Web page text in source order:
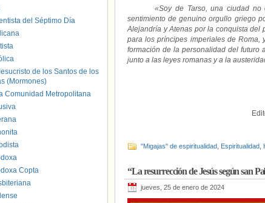
«Soy de Tarso, una ciudad no
sentimiento de genuino orgullo griego
Alejandría y Atenas por la conquista del
para los príncipes imperiales de
formación de la personalidad del
junto a las leyes romanas y a la
"Migajas" de espiritualidad Espiritualidad
“La resurrección de Jesús según san
jueves, 25 de enero de 2024
del Séptimo Día
de los Santos de los
(Mormones)
Comunidad Metropolitana
Copta